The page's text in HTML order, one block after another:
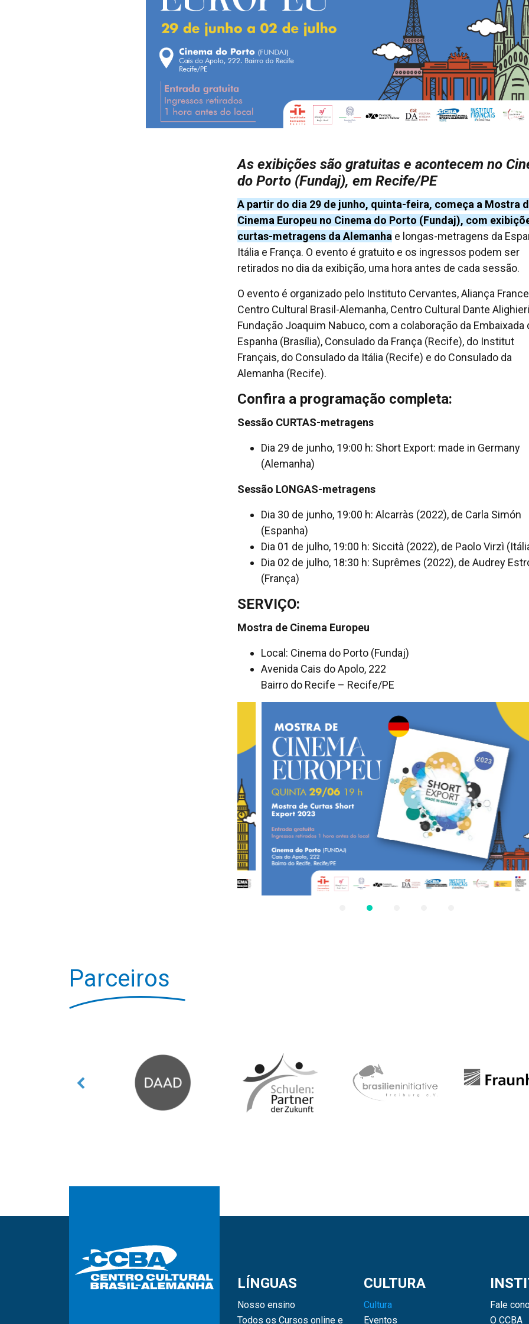
As exibições são gratuitas e acontecem no
do Porto (Fundaj), em Recife/PE
A partir do dia 29 de junho, quinta-feira, começa a Mostra
Cinema Europeu no Cinema do Porto (Fundaj), com
curtas-metragens da Alemanha e longas-metragens da
Itália e França. O evento é gratuito e os ingressos podem ser
retirados no dia da exibição, uma hora antes de cada sessão.
O evento é organizado pelo Instituto Cervantes, Aliança
Centro Cultural Brasil-Alemanha, Centro Cultural Dante
Fundação Joaquim Nabuco, com a colaboração da Embaixada
Espanha (Brasília), Consulado da França (Recife), do Institut
Français, do Consulado da Itália (Recife) e do Consulado da
Alemanha (Recife).
Confira a programação completa:
Sessão CURTAS-metragens
Dia 29 de junho, 19:00 h: Short Export: made in Germany
(Alemanha)
Sessão LONGAS-metragens
Dia 30 de junho, 19:00 h: Alcarràs (2022), de Carla Simón
(Espanha)
Dia 01 de julho, 19:00 h: Siccità (2022), de Paolo Virzì
Dia 02 de julho, 18:30 h: Suprêmes (2022), de Audrey
(França)
SERVIÇO:
Mostra de Cinema Europeu
Local: Cinema do Porto (Fundaj)
Avenida Cais do Apolo, 222
Bairro do Recife – Recife/PE
Parceiros
LÍNGUAS
Nosso ensino
Todos os Cursos online e
CULTURA
Cultura
Eventos
Fale
O CCBA